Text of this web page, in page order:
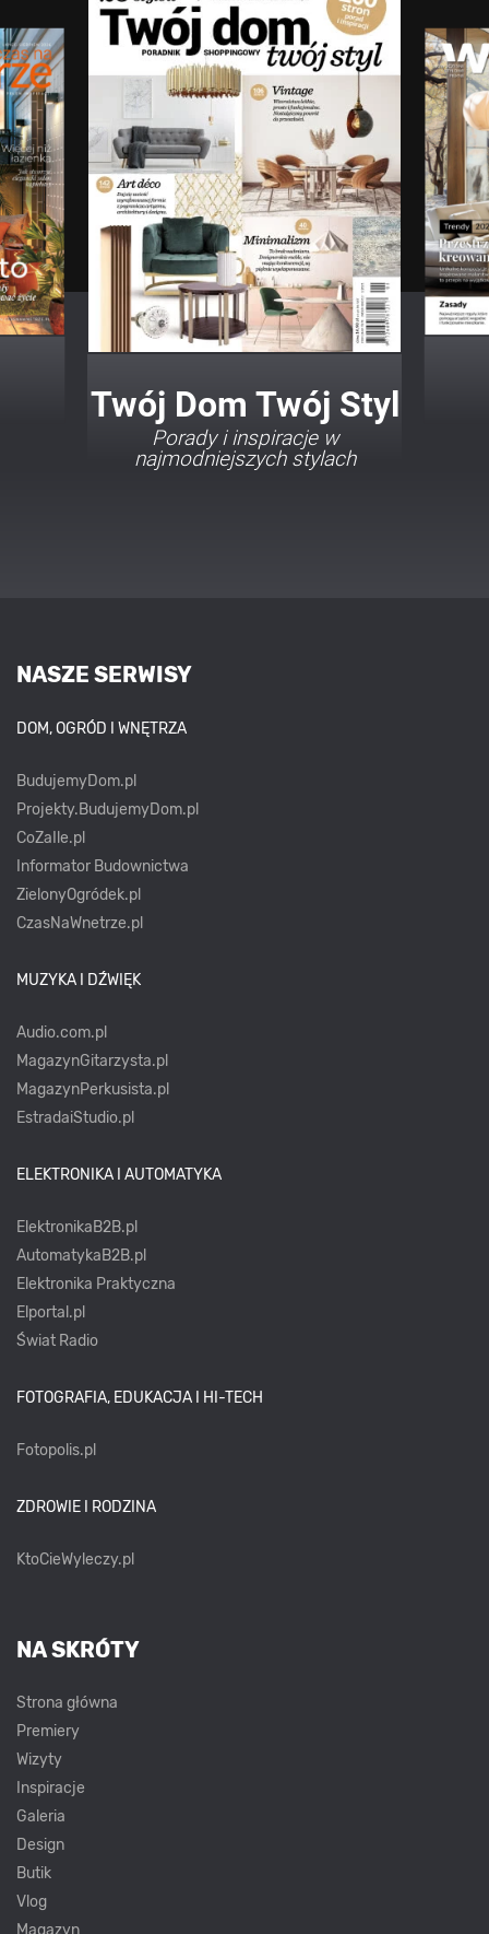
Twój Dom Twój Styl
Porady i inspiracje w
najmodniejszych stylach
NASZE SERWISY
DOM, OGRÓD I WNĘTRZA
BudujemyDom.pl
Projekty.BudujemyDom.pl
CoZaIle.pl
Informator Budownictwa
ZielonyOgródek.pl
CzasNaWnetrze.pl
MUZYKA I DŹWIĘK
Audio.com.pl
MagazynGitarzysta.pl
MagazynPerkusista.pl
EstradaiStudio.pl
ELEKTRONIKA I AUTOMATYKA
ElektronikaB2B.pl
AutomatykaB2B.pl
Elektronika Praktyczna
Elportal.pl
Świat Radio
FOTOGRAFIA, EDUKACJA I HI-TECH
Fotopolis.pl
ZDROWIE I RODZINA
KtoCieWyleczy.pl
NA SKRÓTY
Strona główna
Premiery
Wizyty
Inspiracje
Galeria
Design
Butik
Vlog
Magazyn